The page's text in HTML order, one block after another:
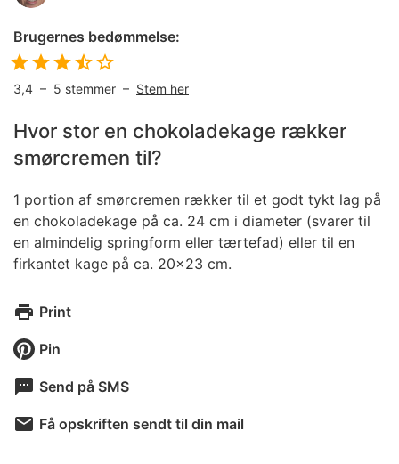
Brugernes bedømmelse:
3,4 – 5 stemmer – Stem her
Hvor stor en chokoladekage rækker
smørcremen til?
1 portion af smørcremen rækker til et godt tykt lag på
en chokoladekage på ca. 24 cm i diameter (svarer til
en almindelig springform eller tærtefad) eller til en
firkantet kage på ca. 20x23 cm.
Print
Pin
Send på SMS
Få opskriften sendt til din mail